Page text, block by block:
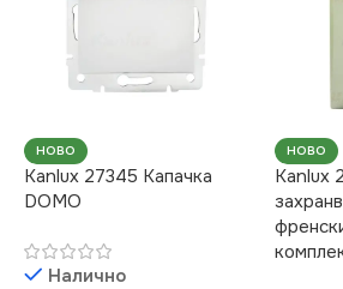
ЦВЯТ Сребърен
МАРКА KANLUX
РОЗЕТКА
ЦВЯТ
НОВО
Kanlux 27345 Капачка
DOMO
Налично
НОВО
Kanlux